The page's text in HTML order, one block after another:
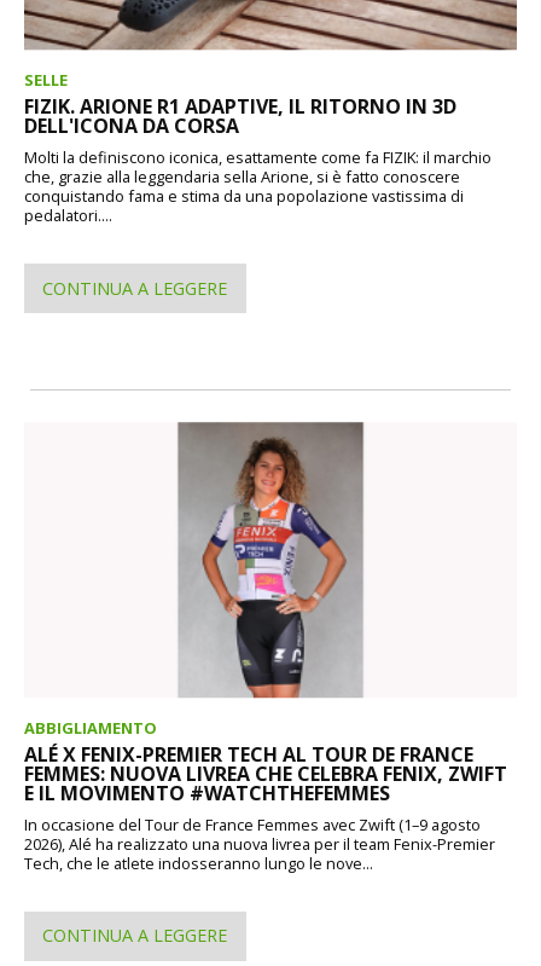
SELLE
FIZIK. ARIONE R1 ADAPTIVE, IL RITORNO IN 3D
DELL'ICONA DA CORSA
Molti la definiscono iconica, esattamente come fa FIZIK: il marchio
che, grazie alla leggendaria sella Arione, si è fatto conoscere
conquistando fama e stima da una popolazione vastissima di
pedalatori....
CONTINUA A LEGGERE
ABBIGLIAMENTO
ALÉ X FENIX-PREMIER TECH AL TOUR DE FRANCE
FEMMES: NUOVA LIVREA CHE CELEBRA FENIX, ZWIFT
E IL MOVIMENTO #WATCHTHEFEMMES
In occasione del Tour de France Femmes avec Zwift (1–9 agosto
2026), Alé ha realizzato una nuova livrea per il team Fenix-Premier
Tech, che le atlete indosseranno lungo le nove...
CONTINUA A LEGGERE